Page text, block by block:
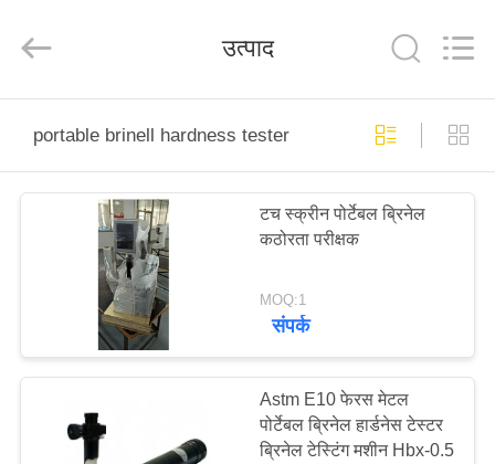
उत्पादों
कारखाना
भ्रमण
CORPORATION.
उत्पाद
portable brinell hardness tester
टच स्क्रीन पोर्टेबल ब्रिनेल
कठोरता परीक्षक
MOQ:1
संपर्क
Astm E10 फेरस मेटल
पोर्टेबल ब्रिनेल हार्डनेस टेस्टर
ब्रिनेल टेस्टिंग मशीन Hbx-0.5